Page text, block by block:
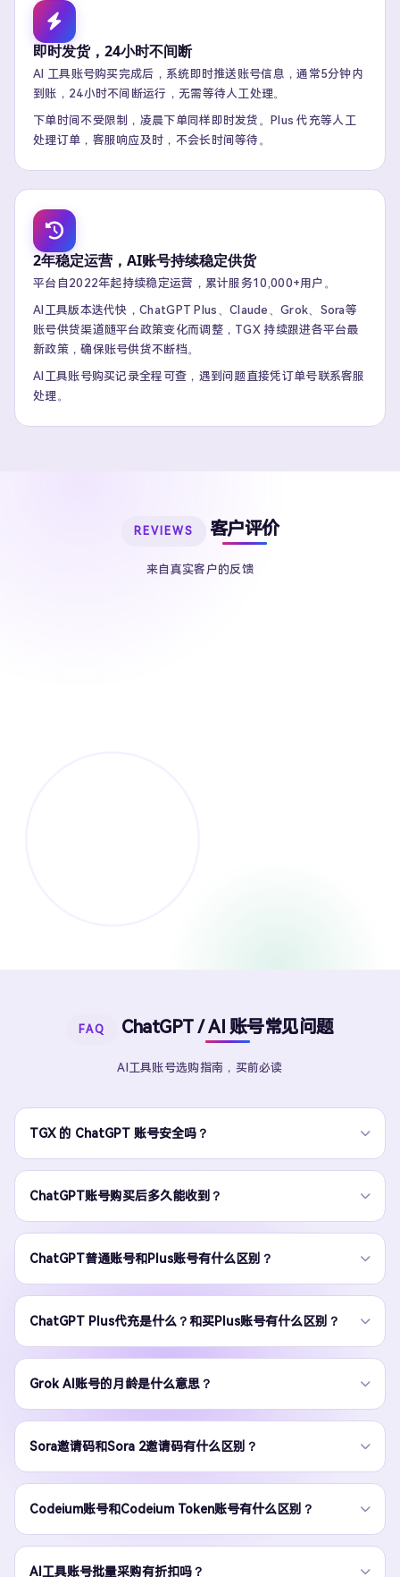
即时发货，24小时不间断
AI 工具账号购买完成后，系统即时推送账号信息，通常5分钟内
到账，24小时不间断运行，无需等待人工处理。
下单时间不受限制，凌晨下单同样即时发货。Plus 代充等人工
处理订单，客服响应及时，不会长时间等待。
2年稳定运营，AI账号持续稳定供货
平台自2022年起持续稳定运营，累计服务10,000+用户。
AI工具版本迭代快，ChatGPT Plus、Claude、Grok、Sora等
账号供货渠道随平台政策变化而调整，TGX 持续跟进各平台最
新政策，确保账号供货不断档。
AI工具账号购买记录全程可查，遇到问题直接凭订单号联系客服
处理。
REVIEWS 客户评价
来自真实客户的反馈
FAQ ChatGPT / AI 账号常见问题
AI工具账号选购指南，买前必读
TGX 的 ChatGPT 账号安全吗？
ChatGPT账号购买后多久能收到？
ChatGPT普通账号和Plus账号有什么区别？
ChatGPT Plus代充是什么？和买Plus账号有什么区别？
Grok AI账号的月龄是什么意思？
Sora邀请码和Sora 2邀请码有什么区别？
Codeium账号和Codeium Token账号有什么区别？
AI工具账号批量采购有折扣吗？